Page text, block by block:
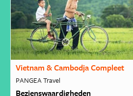
Vietnam & Cambodja Compleet
PANGEA Travel
Bezienswaardigheden